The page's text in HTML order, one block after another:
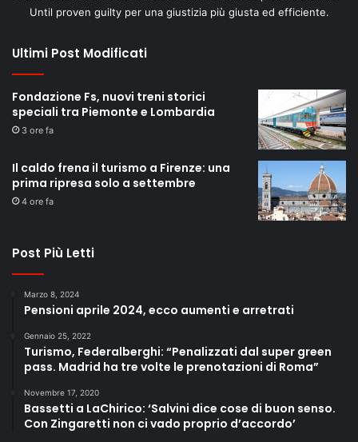
Until proven guilty per una giustizia più giusta ed efficiente.
Ultimi Post Modificati
Fondazione Fs, nuovi treni storici
speciali tra Piemonte e Lombardia
3 ore fa
Il caldo frena il turismo a Firenze: una
prima ripresa solo a settembre
4 ore fa
Post Più Letti
Marzo 8, 2024
Pensioni aprile 2024, ecco aumenti e arretrati
Gennaio 25, 2022
Turismo, Federalberghi: “Penalizzati dal super green
pass. Madrid ha tre volte le prenotazioni di Roma”
Novembre 17, 2020
Bassetti a LaChirico: ‘Salvini dice cose di buon senso.
Con Zingaretti non ci vado proprio d’accordo’